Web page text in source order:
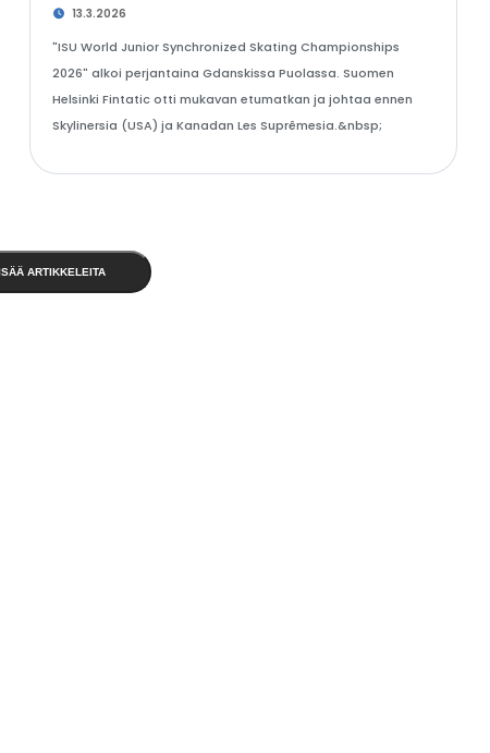
13.3.2026
"ISU World Junior Synchronized Skating Championships
2026" alkoi perjantaina Gdanskissa Puolassa. Suomen
Helsinki Fintatic otti mukavan etumatkan ja johtaa ennen
Skylinersia (USA) ja Kanadan Les Suprêmesia.&nbsp;
ARTIKKELEITA